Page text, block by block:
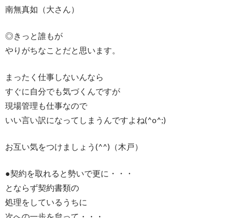
南無真如（大さん）
◎きっと誰もが
やりがちなことだと思います。
まったく仕事しないんなら
すぐに自分でも気づくんですが
現場管理も仕事なので
いい言い訳になってしまうんですよね(^o^;)
お互い気をつけましょう(^^)（木戸）
●契約を取れると勢いで更に・・・
とならず契約書類の
処理をしているうちに